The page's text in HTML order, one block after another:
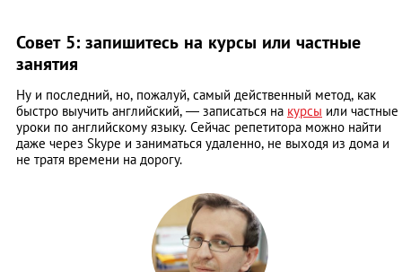
Совет 5: запишитесь на курсы или частные
занятия
Ну и последний, но, пожалуй, самый действенный метод, как
быстро выучить английский, — записаться на курсы или частные
уроки по английскому языку. Сейчас репетитора можно найти
даже через Skype и заниматься удаленно, не выходя из дома и
не тратя времени на дорогу.